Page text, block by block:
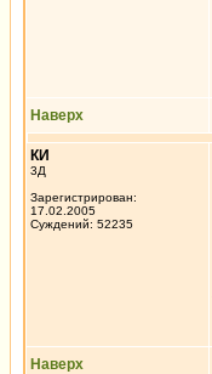
Наверх
КИ
3Д
Зарегистрирован:
17.02.2005
Суждений: 52235
Наверх